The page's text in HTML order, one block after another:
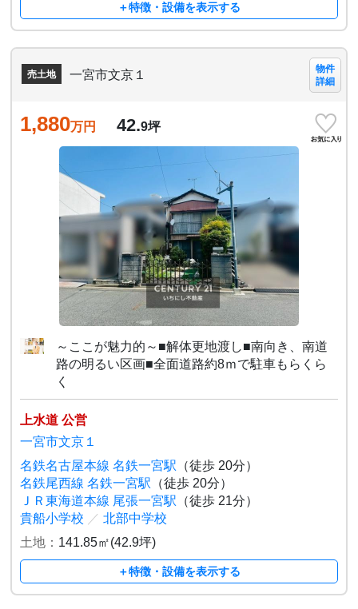
＋特徴・設備を表示する
売土地 一宮市文京１
物件
詳細
1,880万円 42.9坪
～ここが魅力的～■解体更地渡し■南向き、南道
路の明るい区画■全面道路約8ｍで駐車もらくら
く
上水道 公営
一宮市文京１
名鉄名古屋本線 名鉄一宮駅 （徒歩 20分）
名鉄尾西線 名鉄一宮駅 （徒歩 20分）
ＪＲ東海道本線 尾張一宮駅 （徒歩 21分）
貴船小学校 ／ 北部中学校
土地： 141.85㎡(42.9坪)
＋特徴・設備を表示する